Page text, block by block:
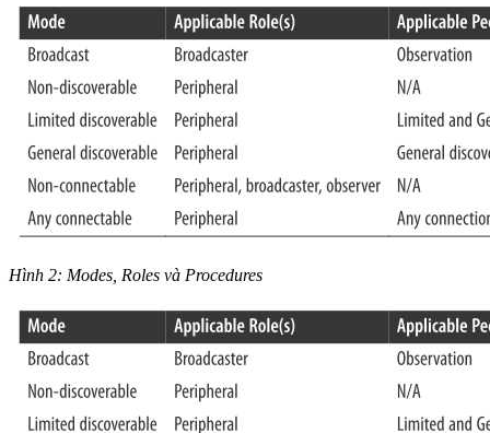
Hình 2: Modes, Roles và Procedures